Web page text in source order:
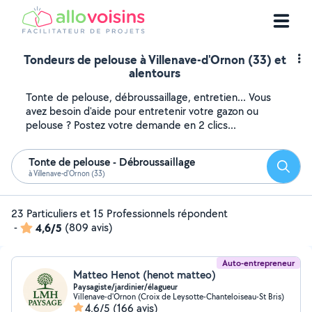
Tondeurs de pelouse à Villenave-d'Ornon (33) et
alentours
Tonte de pelouse, débroussaillage, entretien... Vous
avez besoin d'aide pour entretenir votre gazon ou
pelouse ? Postez votre demande en 2 clics...
Tonte de pelouse - Débroussaillage
à Villenave-d'Ornon (33)
23 Particuliers et 15 Professionnels répondent
-
4,6/5 (809 avis)
Auto-entrepreneur
Matteo Henot (henot matteo)
Paysagiste/jardinier/élagueur
Villenave-d'Ornon (Croix de Leysotte-Chanteloiseau-St Bris)
4,6/5 (166 avis)